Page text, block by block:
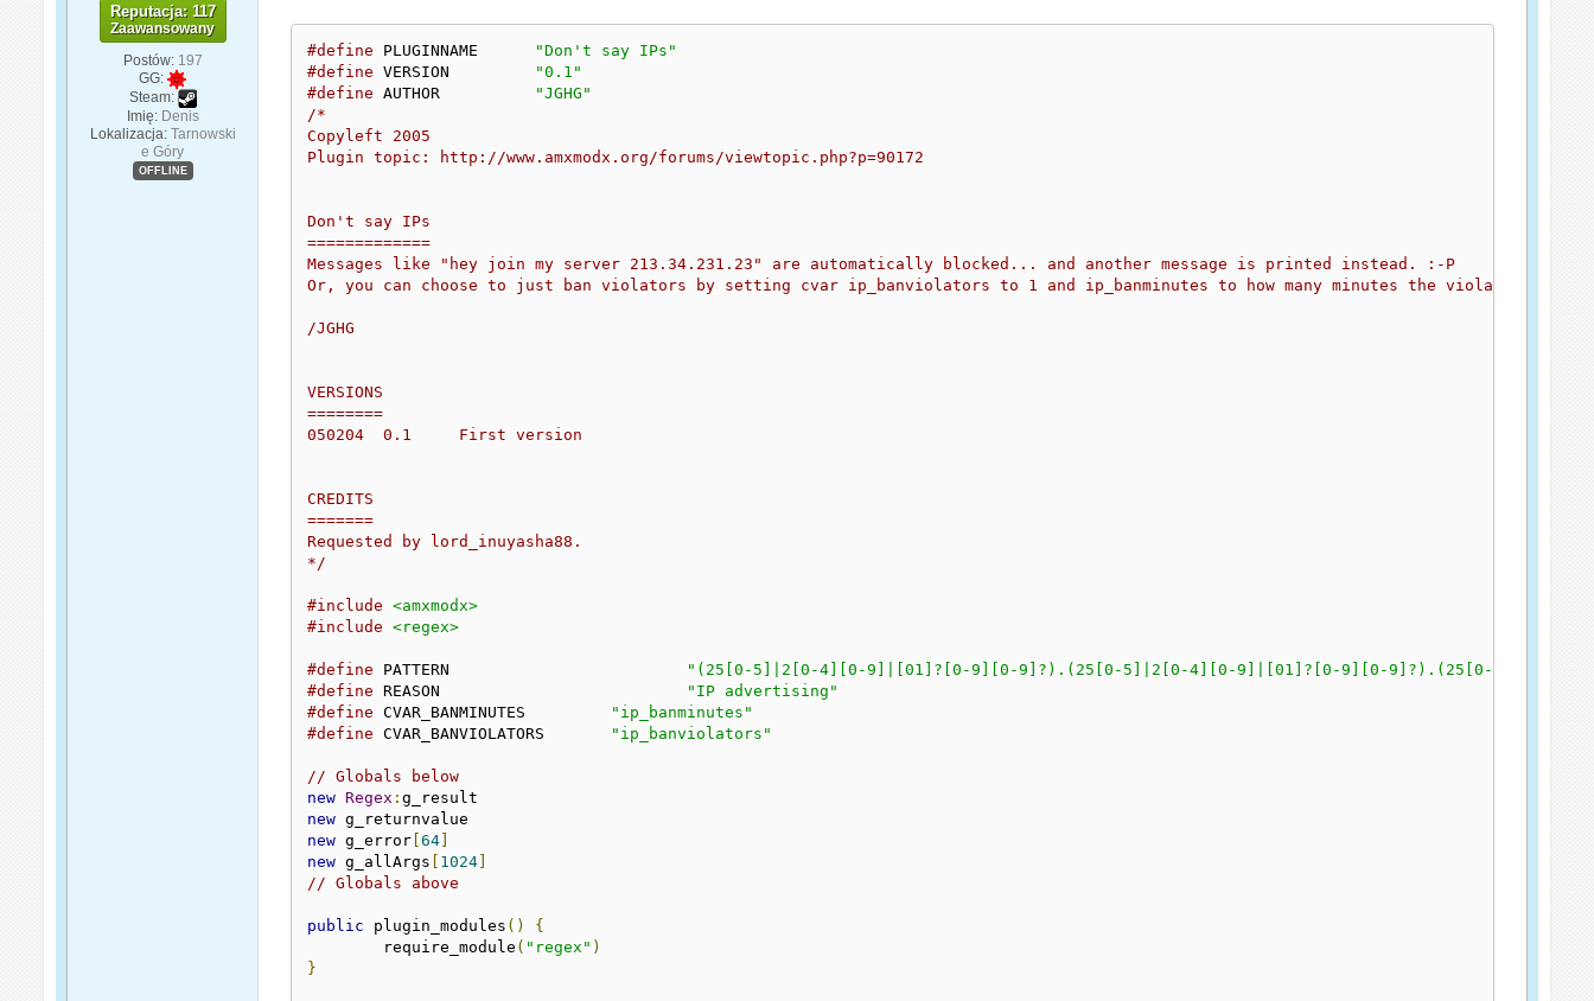
Reputacja: 117
Zaawansowany
Postów: 197
GG:
Steam:
Imię: Denis
Lokalizacja: Tarnowski
e Góry
OFFLINE
#define
"Don't say IPs"
#define
"0.1"
#define
"JGHG"
/*
Copyleft 2005
Plugin topic: http://www.amxmodx.org/forums/viewtopic.php?p=90172
Don't say IPs
=============
Messages like "hey join my server 213.34.231.23" are automatically blocked... and another message is printed instead. :-P
Or, you can choose to just ban violators by setting cvar ip_banviolators to 1 and ip_banminutes to how many minutes the violator
/JGHG
VERSIONS
========
050204	0.1	First version
CREDITS
=======
Requested by lord_inuyasha88.
*/
#include
<amxmodx>
#include
<regex>
#define
"(25[0-5]|2[0-4][0-9]|[01]?[0-9][0-9]?).(25[0-5]|2[0-4][0-9]|[01]?[0-9][0-9]?).(25[0-5]|2[0-
#define
"IP advertising"
#define
"ip_banminutes"
#define
"ip_banviolators"
// Globals below
new Regex :
new
new g_error [64
new g_allArgs 1024
// Globals above
public plugin_modules ()
{
	require_module
( "regex" )
}